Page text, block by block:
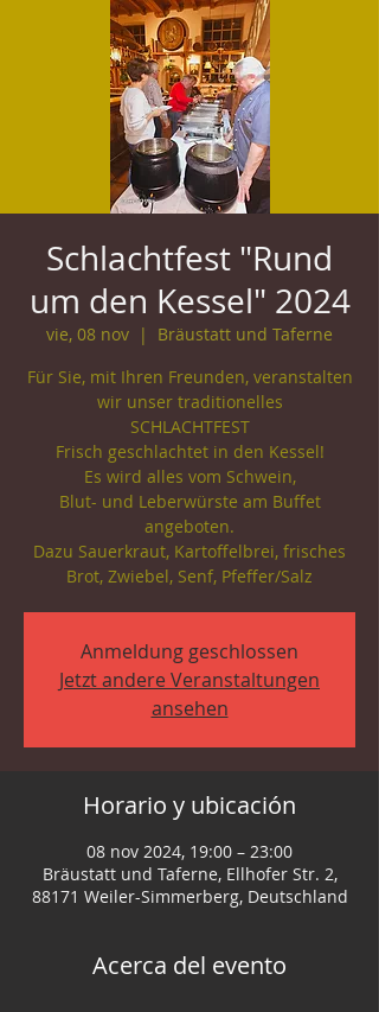
Schlachtfest "Rund
um den Kessel" 2024
vie, 08 nov
  |
Bräustatt und Taferne
Für Sie, mit Ihren Freunden, veranstalten
wir unser traditionelles
SCHLACHTFEST
Frisch geschlachtet in den Kessel!
Es wird alles vom Schwein,
Blut- und Leberwürste am Buffet
angeboten.
Dazu Sauerkraut, Kartoffelbrei, frisches
Anmeldung geschlossen
Jetzt andere Veranstaltungen
ansehen
Horario y ubicación
08 nov 2024, 19:00 – 23:00
Bräustatt und Taferne, Ellhofer Str. 2,
88171 Weiler-Simmerberg, Deutschland
Acerca del evento